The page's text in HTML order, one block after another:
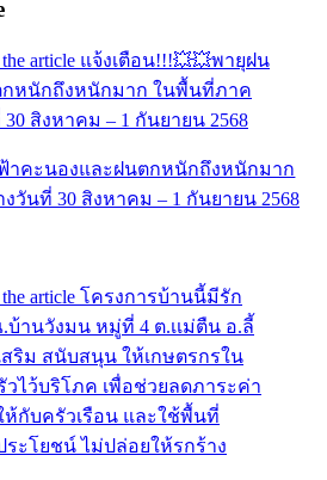
าคะนองและฝนตกหนักถึงหนักมาก
วันที่ 30 สิงหาคม – 1 กันยายน 2568